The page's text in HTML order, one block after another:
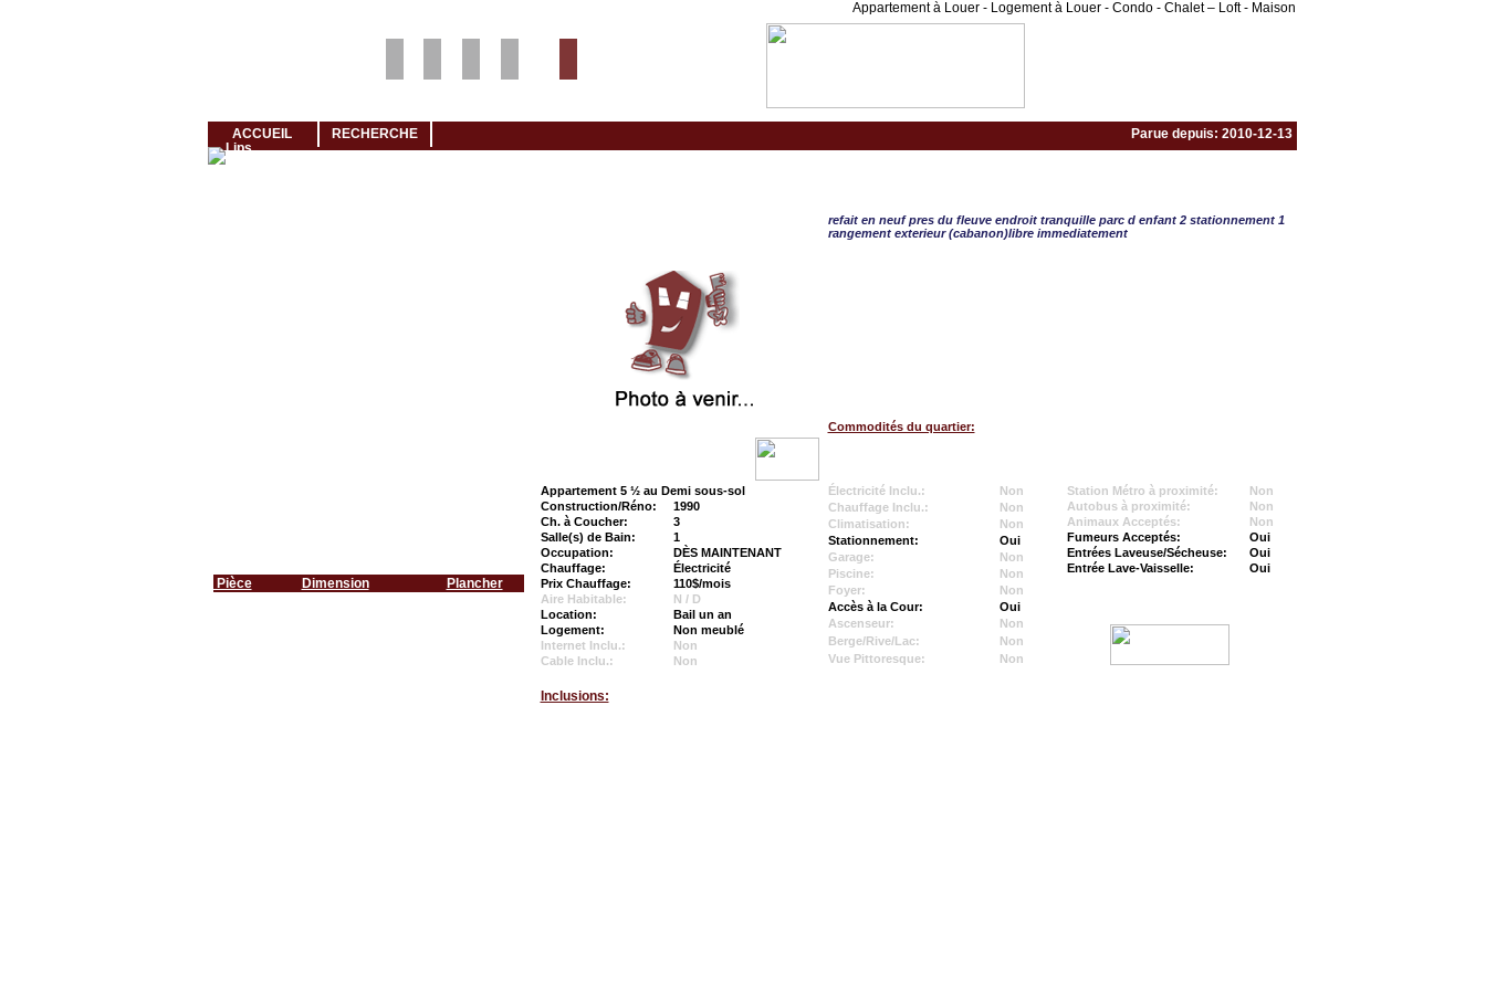
Appartement à Louer - Logement à Louer - Condo - Chalet – Loft - Maison
ACCUEIL RECHERCHE Parue depuis: 2010-12-13
Pièce Dimension Plancher
refait en neuf pres du fleuve endroit tranquille parc d enfant 2 stationnement 1
rangement exterieur (cabanon)libre immediatement
Commodités du quartier:
Appartement 5 ½ au Demi sous-sol
Construction/Réno:
1990
Ch. à Coucher:
3
Salle(s) de Bain:
1
Occupation:
DÈS MAINTENANT
Chauffage:
Électricité
Prix Chauffage:
110$/mois
Aire Habitable:
N / D
Location:
Bail un an
Logement:
Non meublé
Internet Inclu.:
Non
Cable Inclu.:
Non
Électricité Inclu.:
Non
Chauffage Inclu.:
Non
Climatisation:
Non
Stationnement:
Oui
Garage:
Non
Piscine:
Non
Foyer:
Non
Accès à la Cour:
Oui
Ascenseur:
Non
Berge/Rive/Lac:
Non
Vue Pittoresque:
Non
Station Métro à proximité:
Non
Autobus à proximité:
Non
Animaux Acceptés:
Non
Fumeurs Acceptés:
Oui
Entrées Laveuse/Sécheuse:
Oui
Entrée Lave-Vaisselle:
Oui
Inclusions: